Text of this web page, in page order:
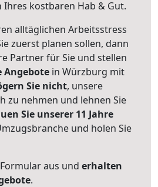
Ihres kostbaren Hab & Gut.
alltäglichen Arbeitsstress
zuerst planen sollen, dann
Partner für Sie und stellen
Angebote in Würzburg mit
Sie nicht, unsere
zu nehmen und lehnen Sie
Sie unserer 11 Jahre
und holen Sie
aus und erhalten
.